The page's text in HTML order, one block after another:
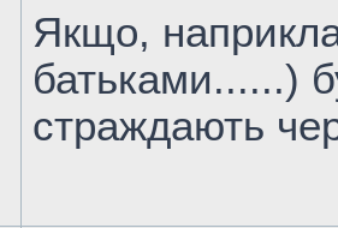
Якщо,
батьками......)
страждають